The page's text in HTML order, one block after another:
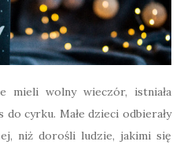
mieli wolny wieczór, istniała
do cyrku. Małe dzieci odbierały
niż dorośli ludzie, jakimi się